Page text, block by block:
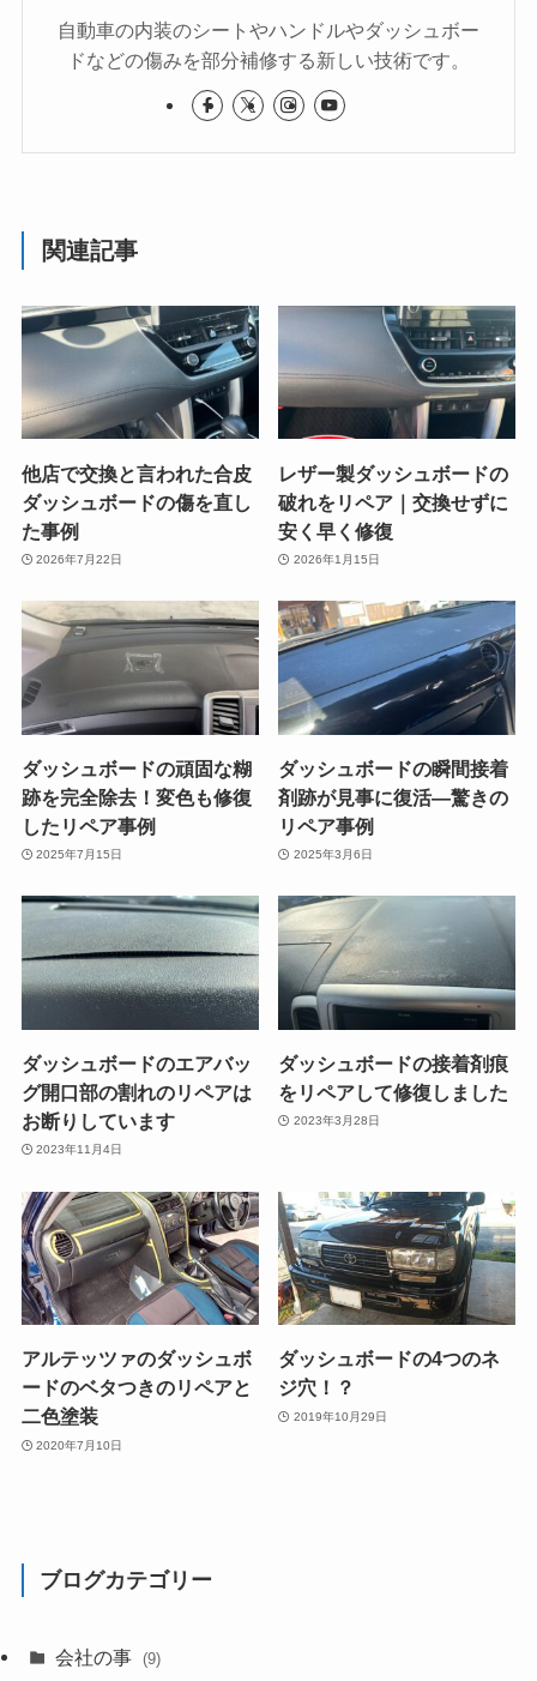
自動車の内装のシートやハンドルやダッシュボー
ドなどの傷みを部分補修する新しい技術です。
関連記事
他店で交換と言われた合皮
ダッシュボードの傷を直し
た事例
2026年7月22日
レザー製ダッシュボードの
破れをリペア｜交換せずに
安く早く修復
2026年1月15日
ダッシュボードの頑固な糊
跡を完全除去！変色も修復
したリペア事例
2025年7月15日
ダッシュボードの瞬間接着
剤跡が見事に復活—驚きの
リペア事例
2025年3月6日
ダッシュボードのエアバッ
グ開口部の割れのリペアは
お断りしています
2023年11月4日
ダッシュボードの接着剤痕
をリペアして修復しました
2023年3月28日
アルテッツァのダッシュボ
ードのベタつきのリペアと
二色塗装
2020年7月10日
ダッシュボードの4つのネ
ジ穴！？
2019年10月29日
ブログカテゴリー
会社の事 (9)